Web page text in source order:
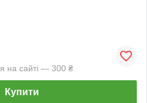
на сайті — 300 ₴
Купити